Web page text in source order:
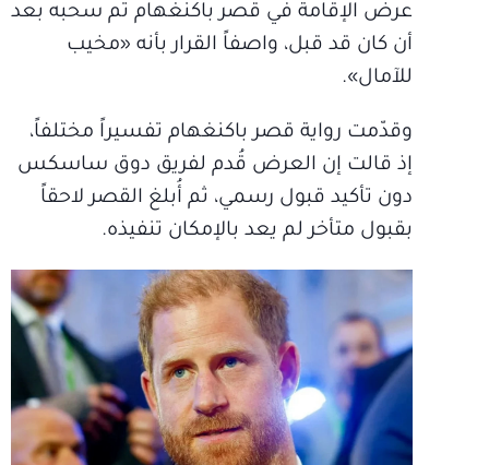
عرض الإقامة في قصر باكنغهام تم سحبه بعد
أن كان قد قبل، واصفاً القرار بأنه «مخيب
للآمال».
وقدّمت رواية قصر باكنغهام تفسيراً مختلفاً،
إذ قالت إن العرض قُدم لفريق دوق ساسكس
دون تأكيد قبول رسمي، ثم أُبلغ القصر لاحقاً
بقبول متأخر لم يعد بالإمكان تنفيذه.